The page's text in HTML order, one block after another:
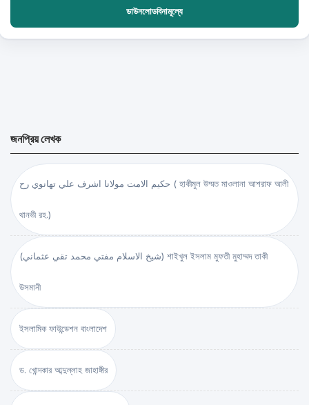
ডাউনলোডবিনামূল্যে
জনপ্রিয় লেখক
حكيم الامت مولانا اشرف علي تهانوي رح ( হাকীমুল উম্মত মাওলানা আশরাফ আলী
থানভী রহ.)
(شيخ الاسلام مفتي محمد تقي عثماني) শাইখুল ইসলাম মুফতী মুহাম্মদ তাকী
উসমানী
ইসলামিক ফাউন্ডেশন বাংলাদেশ
ড. খোন্দকার আব্দুল্লাহ জাহাঙ্গীর